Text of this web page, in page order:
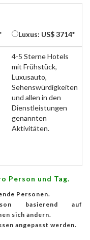
Luxus: US$ 3714*
4-5 Sterne Hotels
mit Frühstück,
Luxusauto,
Sehenswürdigkeiten
und allen in den
Dienstleistungen
genannten
Aktivitäten.
Person und Tag.
Personen.
basierend auf
sich ändern.
angepasst werden.